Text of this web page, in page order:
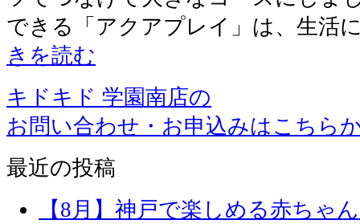
できる「アクアプレイ」は、生活
きを読む
キドキド 学園南店の
お問い合わせ・お申込みはこちら
最近の投稿
【8月】神戸で楽しめる赤ちゃ